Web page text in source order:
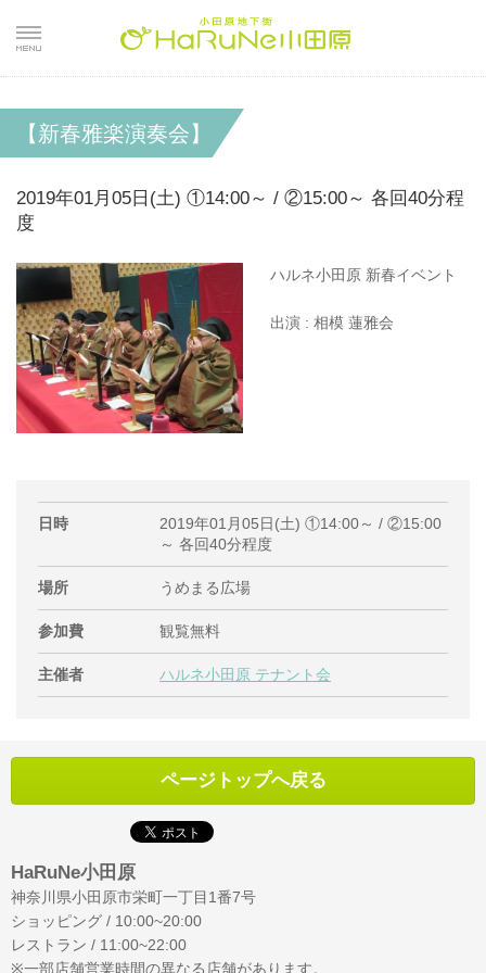
【新春雅楽演奏会】
2019年01月05日(土) ①14:00～ / ②15:00～ 各回40分程
度
ハルネ小田原 新春イベント
出演 : 相模 蓮雅会
日時
2019年01月05日(土) ①14:00～ / ②15:00
～ 各回40分程度
場所 うめまる広場
参加費 観覧無料
主催者 ハルネ小田原 テナント会
ページトップへ戻る
HaRuNe小田原
神奈川県小田原市栄町一丁目1番7号
ショッピング / 10:00~20:00
レストラン / 11:00~22:00
※一部店舗営業時間の異なる店舗があります。